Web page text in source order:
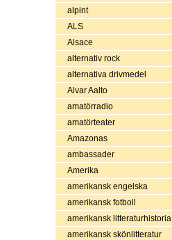
alpint
ALS
Alsace
alternativ rock
alternativa drivmedel
Alvar Aalto
amatörradio
amatörteater
Amazonas
ambassader
Amerika
amerikansk engelska
amerikansk fotboll
amerikansk litteraturhistoria
amerikansk skönlitteratur